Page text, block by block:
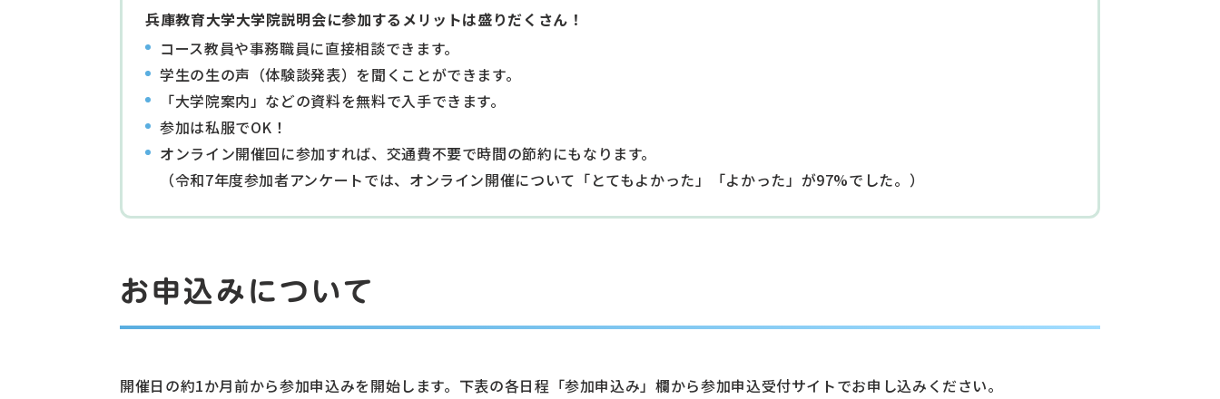
兵庫教育大学大学院説明会に参加するメリットは盛りだくさん！
コース教員や事務職員に直接相談できます。
学生の生の声（体験談発表）を聞くことができます。
「大学院案内」などの資料を無料で入手できます。
参加は私服でOK！
オンライン開催回に参加すれば、交通費不要で時間の節約にもなります。
（令和7年度参加者アンケートでは、オンライン開催について「とてもよかった」「よかった」が97%でした。）
お申込みについて
開催日の約1か月前から参加申込みを開始します。下表の各日程「参加申込み」欄から参加申込受付サイトでお申し込みください。